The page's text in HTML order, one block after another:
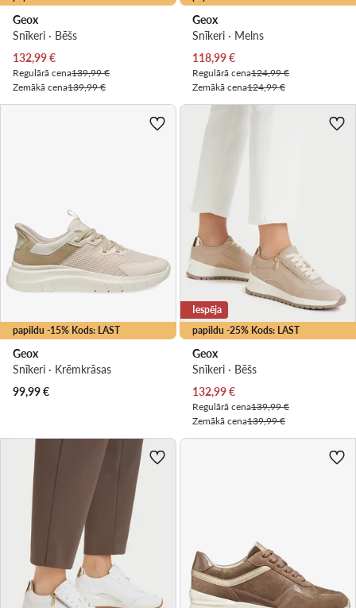
Geox
Snīkeri · Bēšs
Pašreizējā cena
132,99€
Regulārā cena139,99 €
Zemākā cena139,99 €
Geox
Snīkeri · Melns
Pašreizējā cena
118,99€
Regulārā cena124,99 €
Zemākā cena124,99 €
papildu -15% Kods: LAST
Geox
Snīkeri · Krēmkrāsas
99,99€
papildu -25% Kods: LAST
Iespēja
Geox
Snīkeri · Bēšs
Pašreizējā cena
132,99€
Regulārā cena139,99 €
Zemākā cena139,99 €